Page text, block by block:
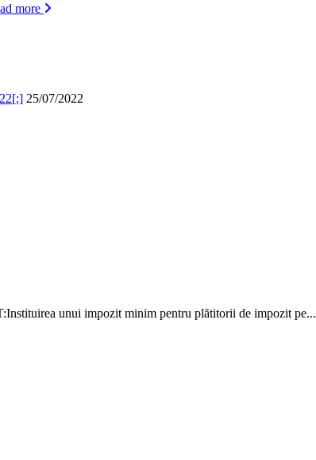
more
25/07/2022
unui impozit minim pentru plătitorii de impozit pe...